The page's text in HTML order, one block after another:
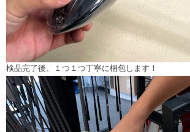
検品完了後、１つ１つ丁寧に梱包します！